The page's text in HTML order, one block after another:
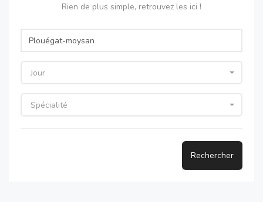
Rien de plus simple, retrouvez les ici !
Jour
Spécialité
Rechercher